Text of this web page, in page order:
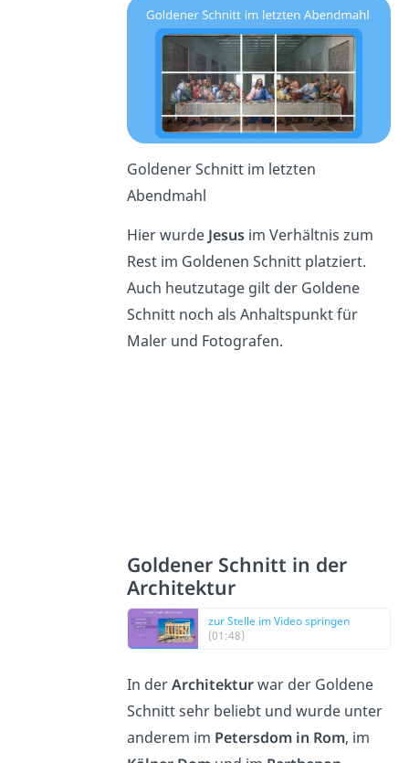
Goldener Schnitt im letzten
Abendmahl
Hier wurde Jesusim Verhältnis zum
Rest im Goldenen Schnitt platziert.
Auch heutzutage gilt der Goldene
Schnitt noch als Anhaltspunkt für
Maler und Fotografen.
Goldener Schnitt in der
Architektur
zur Stelle im Video springen
(01:48)
In derArchitekturwar der Goldene
Schnitt sehr beliebt und wurde unter
anderem im Petersdom in Rom, im